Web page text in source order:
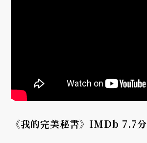
《我的完美秘書》IMDb 7.7分